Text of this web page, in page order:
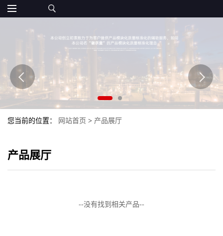
您当前的位置： 网站首页 > 产品展厅
产品展厅
--没有找到相关产品--